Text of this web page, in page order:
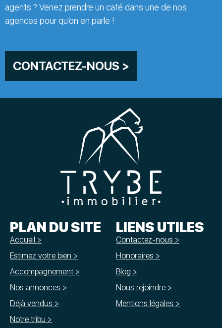
agents ? Venez prendre un café dans une de nos
agences pour qu’on en parle !
CONTACTEZ-NOUS >
PLAN DU SITE
Accueil >
Estimez votre bien >
Accompagnement >
Nos annonces >
Déjà vendus >
Notre tribu >
LIENS UTILES
Contactez-nous >
Honoraires >
Blog >
Nous rejoindre >
Mentions légales >